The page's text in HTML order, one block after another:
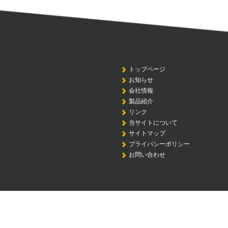
トップページ
お知らせ
会社情報
製品紹介
リンク
当サイトについて
サイトマップ
プライバシーポリシー
お問い合わせ